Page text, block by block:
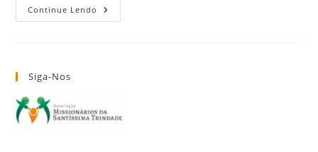
Continue Lendo
Siga-Nos